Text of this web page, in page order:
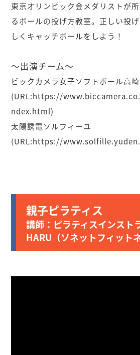
東京オリンピック金メダリストが
るボールの投げ方教室。正しい投
しくキャッチボールをしよう！
～出演チーム～
ビックカメラ女子ソフトボール高崎
(URL:https://
ndex.html)
太陽誘電ソルフィーユ
(URL:https://
親子ピラティス
講師：ピラティスインスト
HARU（ソネットフィットネ